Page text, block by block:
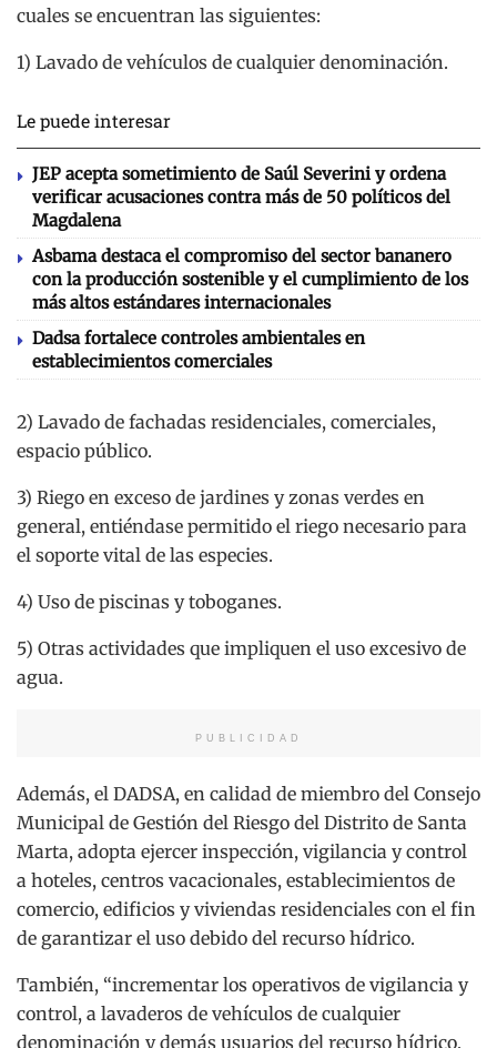
cuales se encuentran las siguientes:
1) Lavado de vehículos de cualquier denominación.
Le puede interesar
JEP acepta sometimiento de Saúl Severini y ordena
verificar acusaciones contra más de 50 políticos del
Magdalena
Asbama destaca el compromiso del sector bananero
con la producción sostenible y el cumplimiento de los
más altos estándares internacionales
Dadsa fortalece controles ambientales en
establecimientos comerciales
2) Lavado de fachadas residenciales, comerciales,
espacio público.
3) Riego en exceso de jardines y zonas verdes en
general, entiéndase permitido el riego necesario para
el soporte vital de las especies.
4) Uso de piscinas y toboganes.
5) Otras actividades que impliquen el uso excesivo de
agua.
PUBLICIDAD
Además, el DADSA, en calidad de miembro del Consejo
Municipal de Gestión del Riesgo del Distrito de Santa
Marta, adopta ejercer inspección, vigilancia y control
a hoteles, centros vacacionales, establecimientos de
comercio, edificios y viviendas residenciales con el fin
de garantizar el uso debido del recurso hídrico.
También, “incrementar los operativos de vigilancia y
control, a lavaderos de vehículos de cualquier
denominación y demás usuarios del recurso hídrico,